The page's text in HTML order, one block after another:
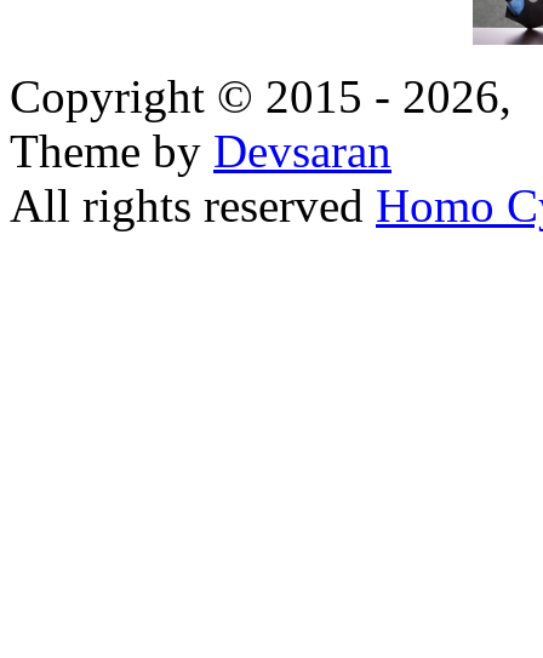
Copyright © 2015 - 2026,
Theme by Devsaran
All rights reserved Homo